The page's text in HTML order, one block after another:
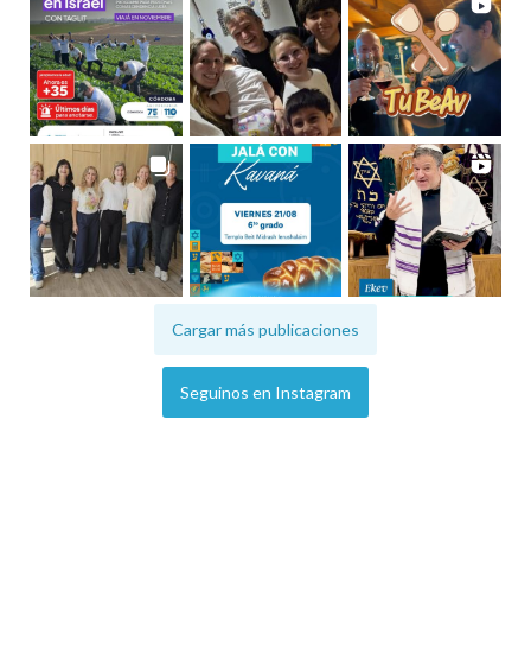
Cargar más publicaciones
Seguinos en Instagram